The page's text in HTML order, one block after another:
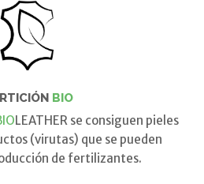
BIO
LEATHER se consiguen pieles
(virutas) que se pueden
de fertilizantes.